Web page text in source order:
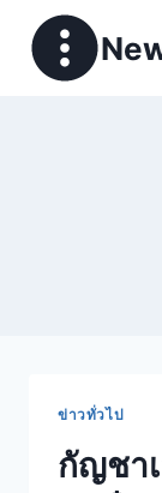
ข่าวทั่วไป
กัญชา